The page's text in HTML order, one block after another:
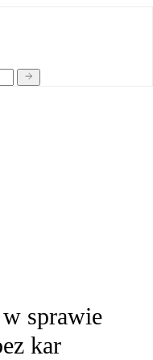
sprawie
kar